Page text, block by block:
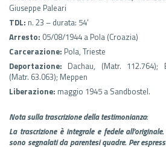
Giuseppe Paleari
TDL: n. 23 – durata: 54’
Arresto: 05/08/1944 a Pola (Croazia)
Carcerazione: Pola, Trieste
Deportazione: Dachau, (Matr. 112.764);
(Matr. 63.063); Meppen
Liberazione: maggio 1945 a Sandbostel.
Nota sulla trascrizione della testimonianza:
La trascrizione è integrale e fedele
sono segnalati da parentesi quadre. Per